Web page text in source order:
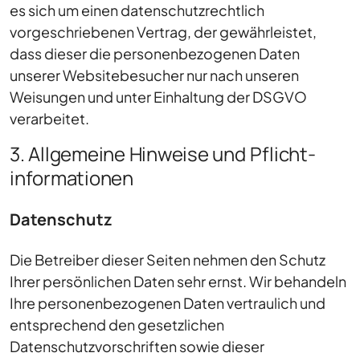
es sich um einen datenschutzrechtlich
vorgeschriebenen Vertrag, der gewährleistet,
dass dieser die personenbezogenen Daten
unserer Websitebesucher nur nach unseren
Weisungen und unter Einhaltung der DSGVO
verarbeitet.
3. Allgemeine Hinweise und Pflicht­
informationen
Datenschutz
Die Betreiber dieser Seiten nehmen den Schutz
Ihrer persönlichen Daten sehr ernst. Wir behandeln
Ihre personenbezogenen Daten vertraulich und
entsprechend den gesetzlichen
Datenschutzvorschriften sowie dieser